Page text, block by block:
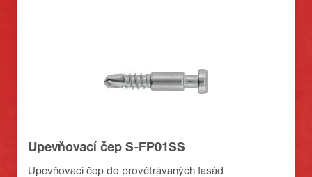
Upevňovací čep S-FP01SS
Upevňovací čep do provětrávaných fasád